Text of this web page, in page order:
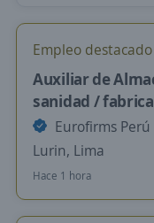
Empleo destacado
Auxiliar de
sanidad /
Eurofirms Perú
Lurin, Lima
Hace 1 hora